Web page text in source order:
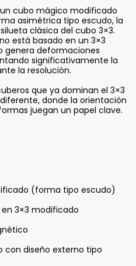
un cubo mágico modificado
asimétrica tipo escudo, la
clásica del cubo 3×3.
está basado en un 3×3
genera deformaciones
significativamente la
la resolución.
que ya dominan el 3×3
donde la orientación
juegan un papel clave.
(forma tipo escudo)
3×3 modificado
con diseño externo tipo